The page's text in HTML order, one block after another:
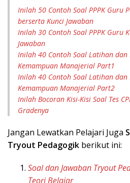
Inilah 50 Contoh Soal PPPK Guru
berserta Kunci Jawaban
Inilah 30 Contoh Soal PPPK Guru
Jawaban
Inilah 40 Contoh Soal Latihan dan
Kemampuan Manajerial Part1
Inilah 40 Contoh Soal Latihan dan
Kemampuan Manajerial Part2
Inilah Bocoran Kisi-Kisi Soal Tes
Gradenya
Jangan Lewatkan Pelajari Juga
Tryout Pedagogik berikut ini:
Soal dan Jawaban Tryout
Teori Belajar